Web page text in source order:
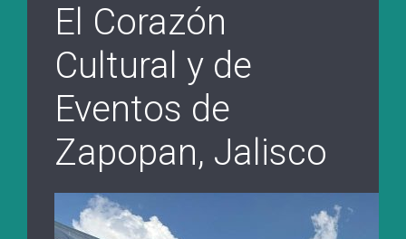
El Corazón
Cultural y de
Eventos de
Zapopan, Jalisco